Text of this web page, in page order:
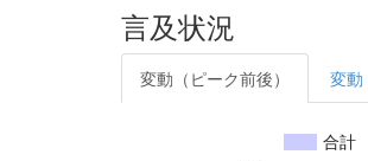
言及状況
変動（ピーク前後） 変動
合計